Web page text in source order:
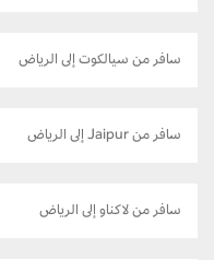
سافر من سيالكوت إلى الرياض
سافر من Jaipur إلى الرياض
سافر من لاكناو إلى الرياض